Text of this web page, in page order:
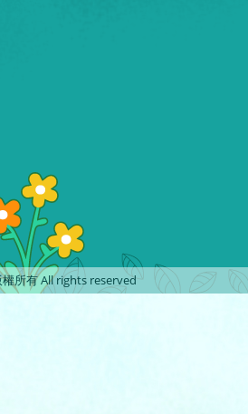
所有 All rights reserved